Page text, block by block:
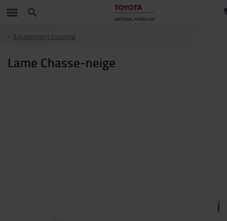
Equipement hivernal
Lame Chasse-neige